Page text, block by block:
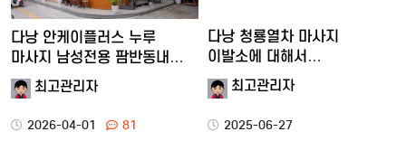
다낭 안케이플러스 누루
마사지 남성전용 팜반동내
붐붐업…
최고관리자
2026-04-01 81
다낭 청룡열차 마사지
이발소에 대해서
알려드립니다.
최고관리자
2025-06-27